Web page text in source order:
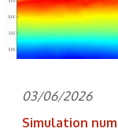
03/06/2026
Simulation